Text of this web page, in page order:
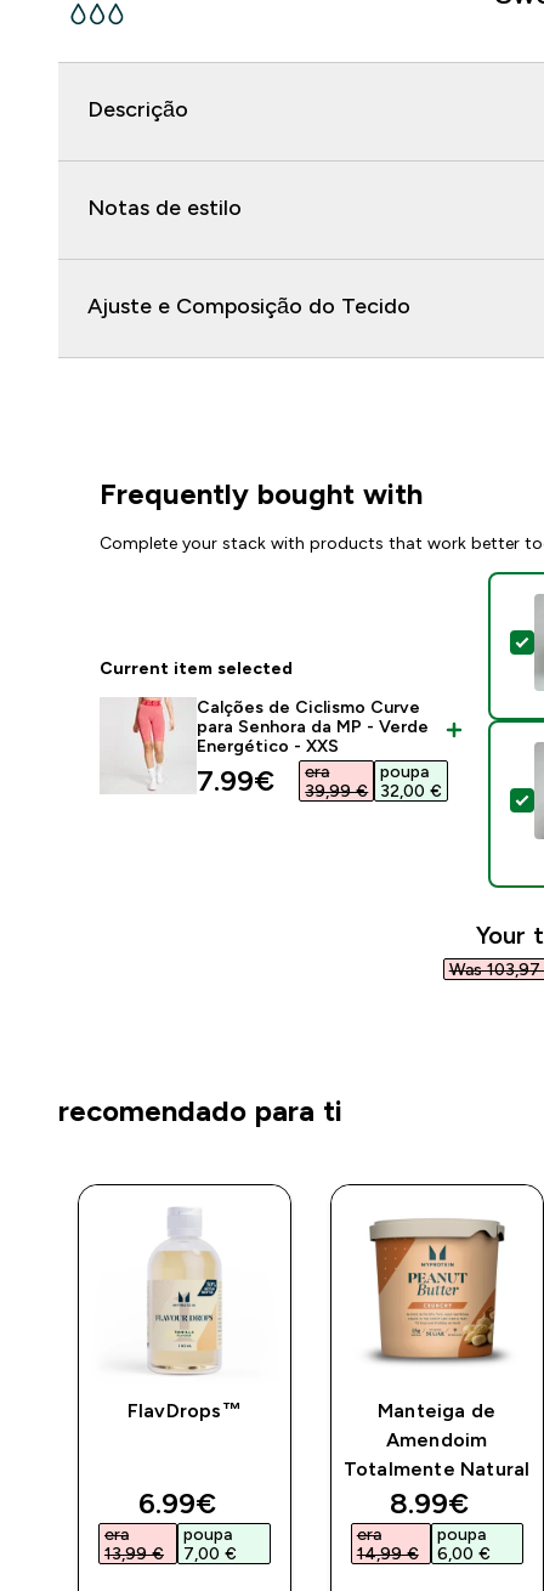
Descrição
Notas de estilo
Ajuste e Composição do Tecido
Frequently bought with
Complete your stack with products that work better
Current item selected
Calções de Ciclismo Curve
para Senhora da MP - Verde
Energético - XXS
discounted price
7.99€‎
era
39,99 €‎
poupa
32,00 €‎
Your
Was
recomendado para ti
FlavDrops™
discounted price
6.99€‎
era
13,99 €‎
poupa
7,00 €‎
Manteiga de
Amendoim
Totalmente Natural
8.99€‎
era
14,99 €‎
poupa
6,00 €‎